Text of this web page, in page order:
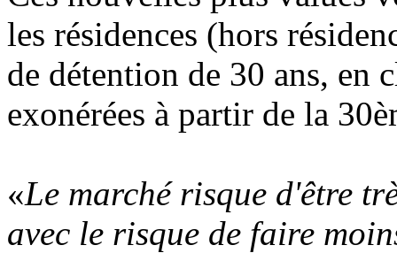
les résidences (hors
de détention de 30 ans, en
exonérées à partir de la
«Le marché risque d'être
avec le risque de faire